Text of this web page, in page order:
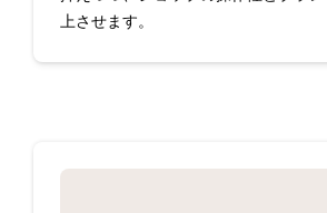
上させます。